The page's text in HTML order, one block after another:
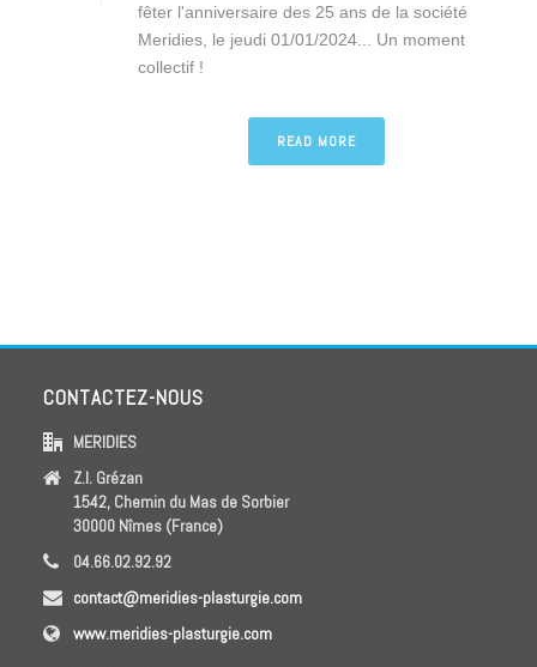
fêter l'anniversaire des 25 ans de la société
Meridies, le jeudi 01/01/2024... Un moment
collectif !
READ MORE
CONTACTEZ-NOUS
MERIDIES
Z.I. Grézan
1542, Chemin du Mas de Sorbier
30000 Nîmes (France)
04.66.02.92.92
contact@meridies-plasturgie.com
www.meridies-plasturgie.com